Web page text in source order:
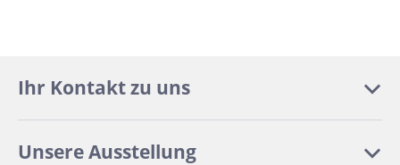
Ihr Kontakt zu uns
Unsere Ausstellung